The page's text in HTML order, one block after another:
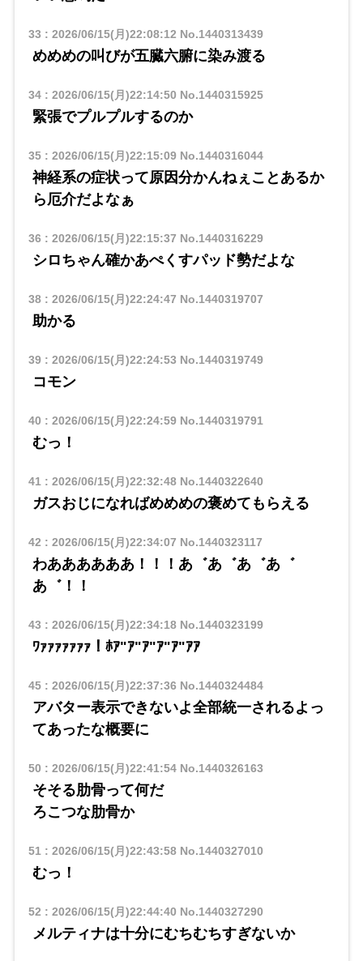
33 : 2026/06/15(月)22:08:12 No.1440313439
めめめの叫びが五臓六腑に染み渡る
34: 2026/06/15(月)22:14:50 No.1440315925
緊張でプルプルするのか
35: 2026/06/15(月)22:15:09No.1440316044
神経系の症状って原因分かんねぇことあるか
ら厄介だよなぁ
36 : 2026/06/15(月)22:15:37 No.1440316229
シロちゃん確かあぺくすパッド勢だよな
38: 2026/06/15(月)22:24:47 No.1440319707
助かる
39: 2026/06/15(月)22:24:53 No.1440319749
コモン
40 : 2026/06/15(月)22:24:59No.1440319791
むっ！
41 : 2026/06/15(月)22:32:48No.1440322640
ガスおじになればめめめの褒めてもらえる
42 : 2026/06/15(月)22:34:07 No.1440323117
わああああああ！！！あ゛あ゛あ゛あ゛
あ゛！！
43 : 2026/06/15(月)22:34:18No.1440323199
ﾜｧｧｧｧｧｧｧ！ﾎｱ"ｱ"ｱ"ｱ"ｱ"ｱｱ
45: 2026/06/15(月)22:37:36 No.1440324484
アバター表示できないよ全部統一されるよっ
てあったな概要に
50 : 2026/06/15(月)22:41:54No.1440326163
そそる肋骨って何だ
ろこつな肋骨か
51 : 2026/06/15(月)22:43:58No.1440327010
むっ！
52 : 2026/06/15(月)22:44:40 No.1440327290
メルティナは十分にむちむちすぎないか